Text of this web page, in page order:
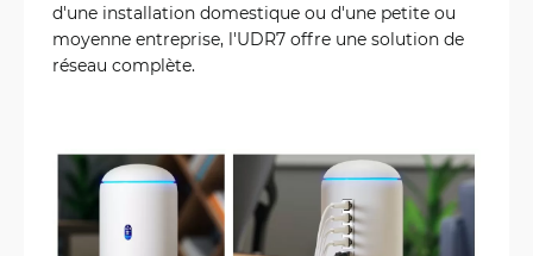
d'une installation domestique ou d'une petite ou
moyenne entreprise, l'UDR7 offre une solution de
réseau complète.